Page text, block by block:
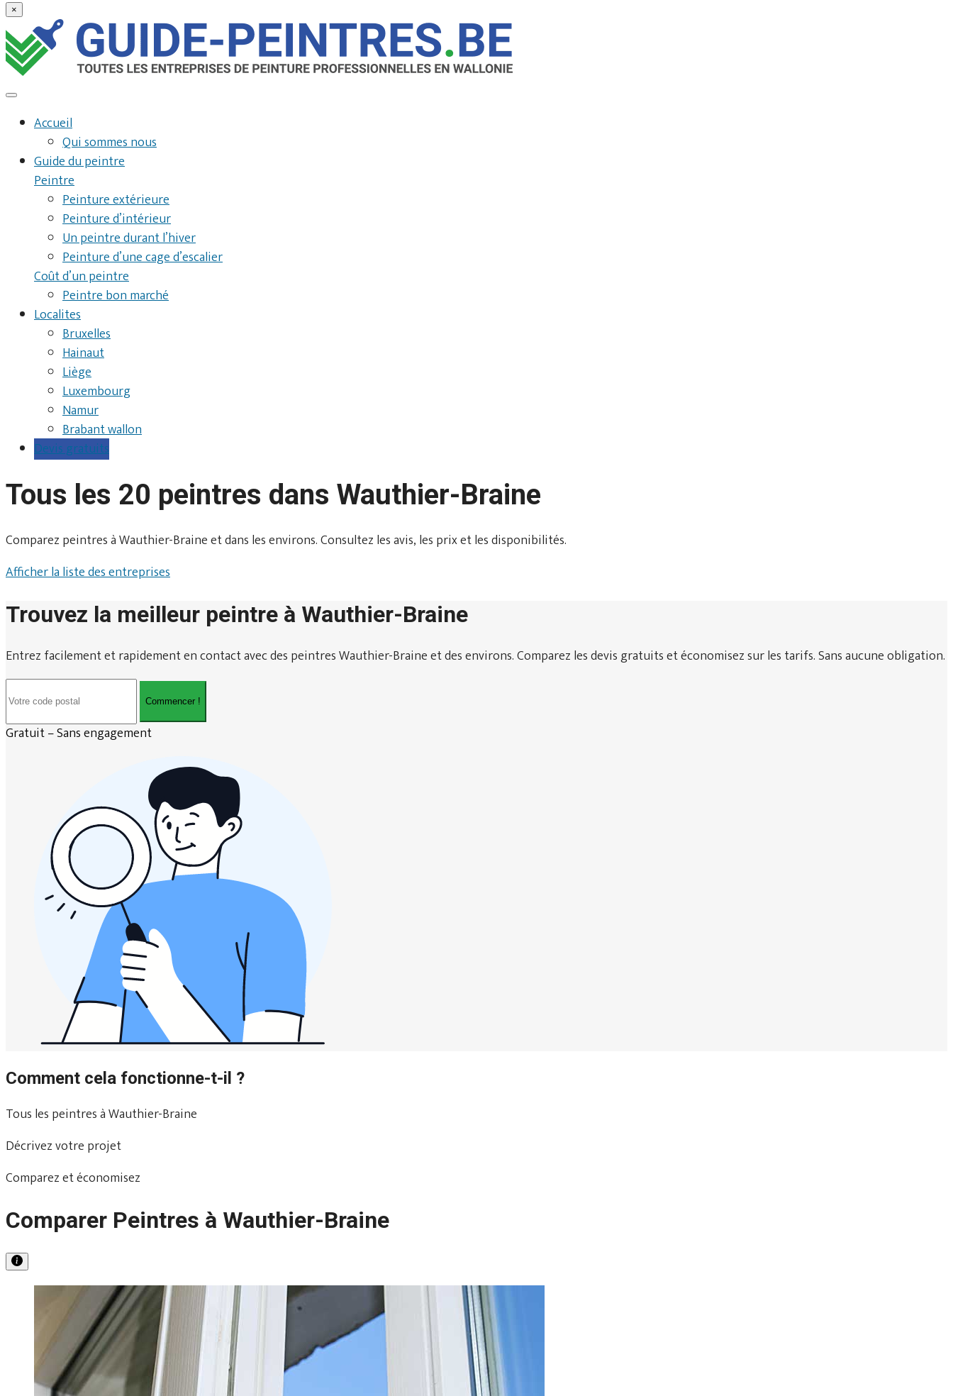
×
Accueil
Qui sommes nous
Guide du peintre
Peintre
Peinture extérieure
Peinture d’intérieur
Un peintre durant l’hiver
Peinture d’une cage d’escalier
Coût d’un peintre
Peintre bon marché
Localites
Bruxelles
Hainaut
Liège
Luxembourg
Namur
Brabant wallon
Devis gratuits
Tous les 20 peintres dans Wauthier-Braine
Comparez peintres à Wauthier-Braine et dans les environs. Consultez les avis, les prix et les disponibilités.
Afficher la liste des entreprises
Trouvez la meilleur peintre à Wauthier-Braine
Entrez facilement et rapidement en contact avec des peintres Wauthier-Braine et des environs. Comparez les devis gratuits et économisez sur les tarifs. Sans aucune obligation.
Commencer !
Gratuit – Sans engagement
Comment cela fonctionne-t-il ?
Tous les peintres à Wauthier-Braine
Décrivez votre projet
Comparez et économisez
Comparer Peintres à Wauthier-Braine